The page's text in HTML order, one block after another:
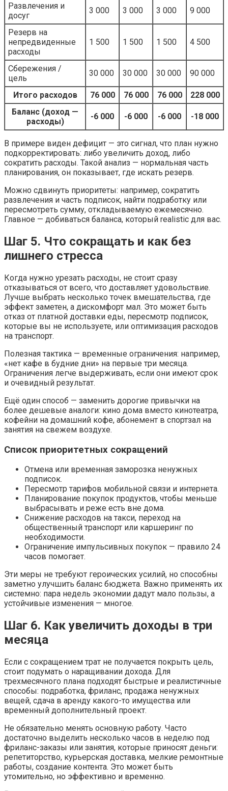
Развлечения и
досуг
3 000 3 000 3 000 9 000
Резерв на
непредвиденные
расходы
1 500 1 500 1 500 4 500
Сбережения /
цель
30 000 30 000 30 000 90 000
Итого расходов 76 000 76 000 76 000
228 000
Баланс (доход —
расходы)
-6 000 -6 000 -6 000 -18 000
В примере виден дефицит — это сигнал, что план нужно
подкорректировать: либо увеличить доход, либо
сократить расходы. Такой анализ — нормальная часть
планирования, он показывает, где искать резерв.
Можно сдвинуть приоритеты: например, сократить
развлечения и часть подписок, найти подработку или
пересмотреть сумму, откладываемую ежемесячно.
Главное — добиваться баланса, который realistic для вас.
Шаг 5. Что сокращать и как без
лишнего стресса
Когда нужно урезать расходы, не стоит сразу
отказываться от всего, что доставляет удовольствие.
Лучше выбрать несколько точек вмешательства, где
эффект заметен, а дискомфорт мал. Это может быть
отказ от платной доставки еды, пересмотр подписок,
которые вы не используете, или оптимизация расходов
на транспорт.
Полезная тактика — временные ограничения: например,
«нет кафе в будние дни» на первые три месяца.
Ограничения легче выдерживать, если они имеют срок
и очевидный результат.
Ещё один способ — заменить дорогие привычки на
более дешевые аналоги: кино дома вместо кинотеатра,
кофейни на домашний кофе, абонемент в спортзал на
занятия на свежем воздухе.
Список приоритетных сокращений
Отмена или временная заморозка ненужных
подписок.
Пересмотр тарифов мобильной связи и интернета.
Планирование покупок продуктов, чтобы меньше
выбрасывать и реже есть вне дома.
Снижение расходов на такси, переход на
общественный транспорт или каршеринг по
необходимости.
Ограничение импульсивных покупок — правило 24
часов помогает.
Эти меры не требуют героических усилий, но способны
заметно улучшить баланс бюджета. Важно применять их
системно: пара недель экономии дадут мало пользы, а
устойчивые изменения — многое.
Шаг 6. Как увеличить доходы в три
месяца
Если с сокращением трат не получается покрыть цель,
стоит подумать о наращивании дохода. Для
трехмесячного плана подходят быстрые и реалистичные
способы: подработка, фриланс, продажа ненужных
вещей, сдача в аренду какого-то имущества или
временный дополнительный проект.
Не обязательно менять основную работу. Часто
достаточно выделить несколько часов в неделю под
фриланс-заказы или занятия, которые приносят деньги:
репетиторство, курьерская доставка, мелкие ремонтные
работы, создание контента. Это может быть
утомительно, но эффективно и временно.